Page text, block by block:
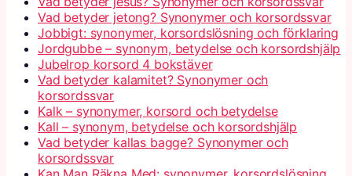
Vad betyder jetong? Synonymer och korsordssvar
Jobbigt: synonymer, korsordslösning och förklaring
Jordgubbe – synonym, betydelse och korsordshjälp
Jubelrop korsord 4 bokstäver
Vad betyder kalamitet? Synonymer och
korsordssvar
Kalk – synonymer, korsord och betydelse
Kall – synonym, betydelse och korsordshjälp
Vad betyder kallas bagge? Synonymer och
korsordssvar